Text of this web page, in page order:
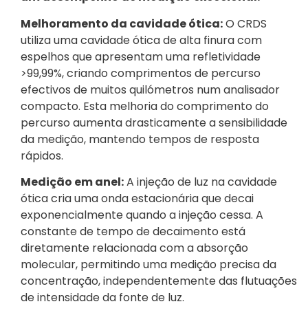
Melhoramento da cavidade ótica:O CRDS
utiliza uma cavidade ótica de alta finura com
espelhos que apresentam uma refletividade
>99,99%, criando comprimentos de percurso
efectivos de muitos quilómetros num analisador
compacto. Esta melhoria do comprimento do
percurso aumenta drasticamente a sensibilidade
da medição, mantendo tempos de resposta
rápidos.
Medição em anel:A injeção de luz na cavidade
ótica cria uma onda estacionária que decai
exponencialmente quando a injeção cessa. A
constante de tempo de decaimento está
diretamente relacionada com a absorção
molecular, permitindo uma medição precisa da
concentração, independentemente das flutuações
de intensidade da fonte de luz.